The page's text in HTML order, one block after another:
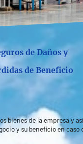
de Daños y
de Beneficio
bienes de la empresa y
y su beneficio en caso